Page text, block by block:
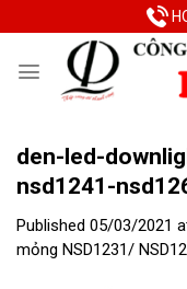
to
den-led-
nsd1241-
Published 05/03/2021
mỏng NSD1231/